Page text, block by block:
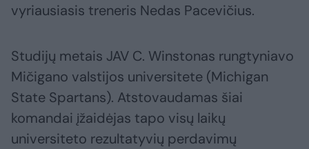
vyriausiasis treneris Nedas Pacevičius.
Studijų metais JAV C. Winstonas rungtyniavo
Mičigano valstijos universitete (Michigan
State Spartans). Atstovaudamas šiai
komandai įžaidėjas tapo visų laikų
universiteto rezultatyvių perdavimų